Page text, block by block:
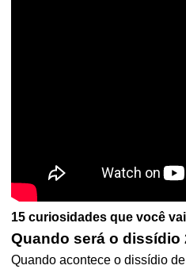
15 curiosidades que você
Quando será o dissídio
Quando acontece o dissídio